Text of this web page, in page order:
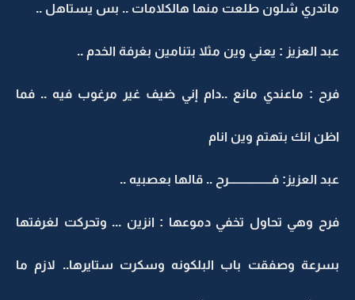
ماتدري شلون طلعت منها هالكلامات .. بس يستاهل ..
عبد العزيز : يعني وين مثلا بتنامين بغرفة الخدم ..
فرح : ماعندي مانع ..دام إني ضيف غير مرغوب فيه .. فما
اظن انك بتهتم وين انام
عبد العزيز: فــــــــــــــــــرح .. قالها بعصبيه ..
فرح وهي تحاول تخفي دموعها : انزين ... وتحركت لغرفتها
بسرعة وصفقت باب البلكونه وسكرت ستايرها.. لازم ما